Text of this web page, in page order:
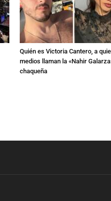
Quién es Victoria Cantero, a
medios llaman la «Nahir
chaqueña